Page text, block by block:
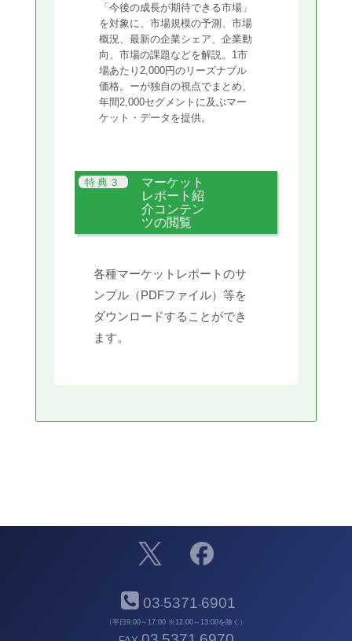
「今後の成長が期待できる市場」
を対象に、市場規模の予測、市場
概況、最新の企業シェア、企業動
向、市場の課題などを解説。1市
場あたり2,000円のリーズナブル
価格。ーが独自の視点でまとめ、
年間2,000セグメントに及ぶマー
ケット・データを提供。
マーケット
レポート紹
介コンテン
ツの閲覧
各種マーケットレポートのサ
ンプル（PDFファイル）等を
ダウンロードすることができ
ます。
03-5371-6901
（平日9:00～17:00 ※12:00～13:00を除く）